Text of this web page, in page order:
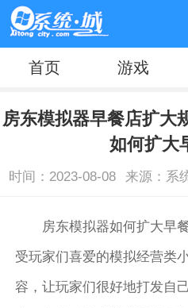
首页 游戏
房东模拟器早餐店扩大
如何扩大
时间：2023-08-08 来源：系
房东模拟器如何扩大早餐
受玩家们喜爱的模拟经营类
容，让玩家们很好地打发自